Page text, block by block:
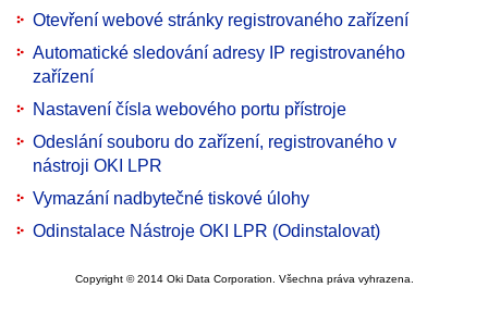
Otevření webové stránky registrovaného zařízení
Automatické sledování adresy IP registrovaného
zařízení
Nastavení čísla webového portu přístroje
Odeslání souboru do zařízení, registrovaného v
nástroji OKI LPR
Vymazání nadbytečné tiskové úlohy
Odinstalace Nástroje OKI LPR (Odinstalovat)
Copyright © 2014 Oki Data Corporation. Všechna práva vyhrazena.